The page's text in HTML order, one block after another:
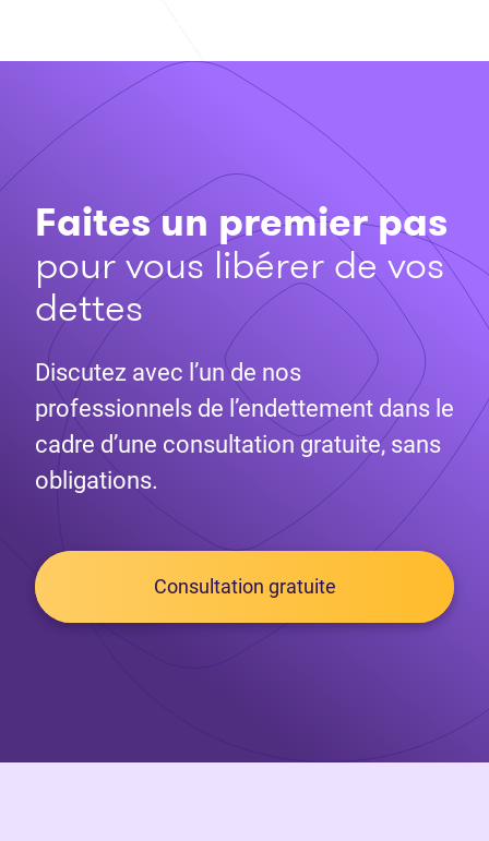
Faites un premier pas
pour vous libérer de vos
dettes
Discutez avec l’un de nos
professionnels de l’endettement dans le
cadre d’une consultation gratuite, sans
obligations.
Consultation gratuite